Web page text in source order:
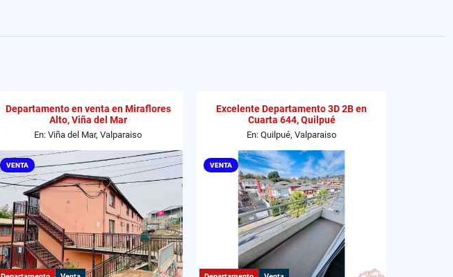
Departamento en venta en Miraflores
Alto, Viña del Mar
En: Viña del Mar, Valparaiso
VENTA
Excelente Departamento 3D 2B en
Cuarta 644, Quilpué
En: Quilpué, Valparaiso
VENTA